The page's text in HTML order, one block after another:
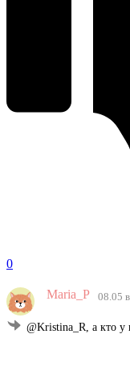
0
Maria_P 08.05
@Kristina_R, а кто у